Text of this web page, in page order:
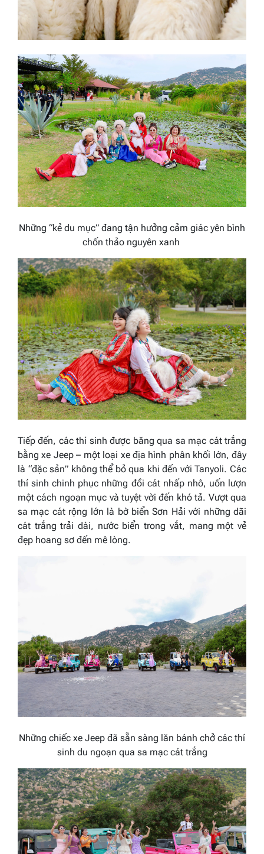
Những “kẻ du mục” đang tận hưởng cảm giác yên bình
chốn thảo nguyên xanh
Tiếp đến, các thí sinh được băng qua sa mạc cát trắng
bằng xe Jeep – một loại xe địa hình phân khối lớn, đây
là “đặc sản” không thể bỏ qua khi đến với Tanyoli. Các
thí sinh chinh phục những đồi cát nhấp nhô, uốn lượn
một cách ngoạn mục và tuyệt vời đến khó tả. Vượt qua
sa mạc cát rộng lớn là bờ biển Sơn Hải với những dãi
cát trắng trải dài, nước biển trong vắt, mang một vẻ
đẹp hoang sơ đến mê lòng.
Những chiếc xe Jeep đã sẵn sàng lăn bánh chở các thí
sinh du ngoạn qua sa mạc cát trắng